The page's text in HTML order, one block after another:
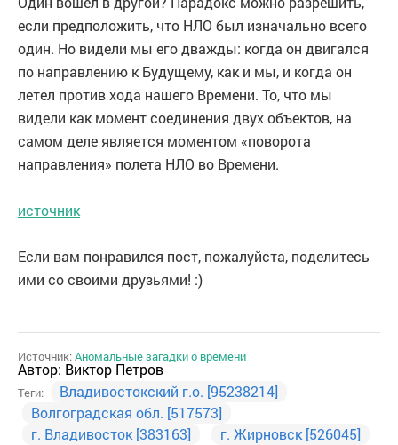
если предположить, что НЛО был изначально всего
один. Но видели мы его дважды: когда он двигался
по направлению к Будущему, как и мы, и когда он
летел против хода нашего Времени. То, что мы
видели как момент соединения двух объектов, на
самом деле является моментом «поворота
направления» полета НЛО во Времени.
источник
Если вам понравился пост, пожалуйста, поделитесь
ими со своими друзьями! :)
Источник:Аномальные загадки о времени
Автор: Виктор Петров
Теги:
Владивостокский г.о. [95238214]
Волгоградская обл. [517573]
г. Владивосток [383163]
г. Жирновск [526045]